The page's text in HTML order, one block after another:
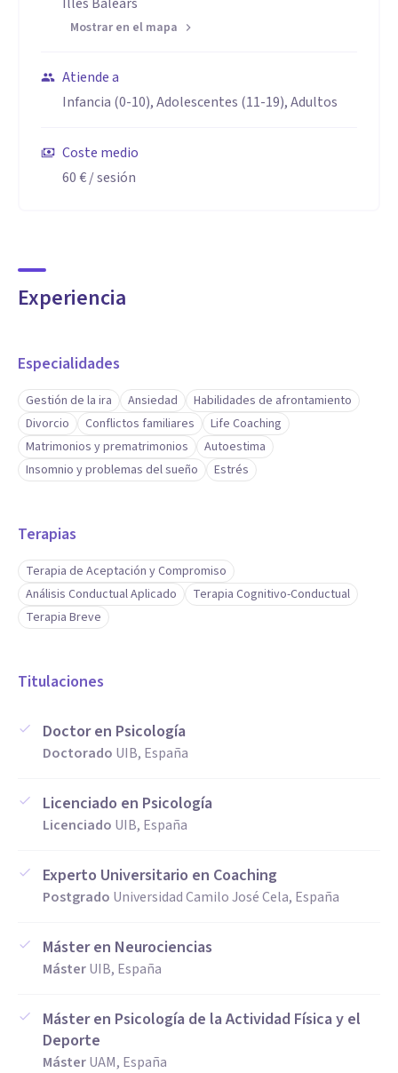
Mostrar en el mapa
Atiende a
Infancia (0-10), Adolescentes (11-19), Adultos
Coste medio
60 €/ sesión
Experiencia
Especialidades
Gestión de la ira Ansiedad
Habilidades de afrontamiento
Divorcio
Conflictos familiares
Life Coaching
Matrimonios y prematrimonios
Autoestima
Insomnio y problemas del sueño
Estrés
Terapias
Terapia de Aceptación y Compromiso
Análisis Conductual Aplicado
Terapia Cognitivo-Conductual
Terapia Breve
Titulaciones
Doctor en Psicología
Doctorado UIB, España
Licenciado en Psicología
Licenciado UIB, España
Experto Universitario en Coaching
Postgrado Universidad Camilo José Cela, España
Máster en Neurociencias
MásterUIB, España
Máster en Psicología de la Actividad Física y el
Deporte
MásterUAM, España